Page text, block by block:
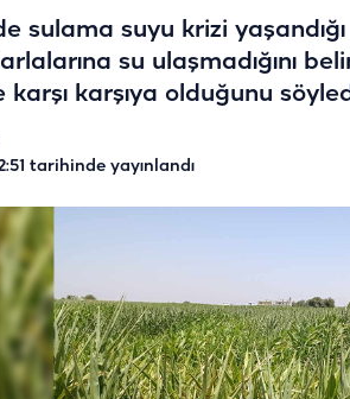
sulama suyu krizi
su ulaşmadığını
karşı karşıya olduğunu
tarihinde yayınlandı